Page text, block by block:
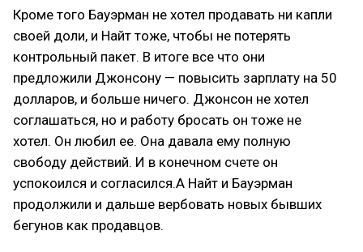
Кроме того Бауэрман не хотел продавать ни капли
своей доли, и Найт тоже, чтобы не потерять
контрольный пакет. В итоге все что они
предложили Джонсону — повысить зарплату на 50
долларов, и больше ничего. Джонсон не хотел
соглашаться, но и работу бросать он тоже не
хотел. Он любил ее. Она давала ему полную
свободу действий. И в конечном счете он
успокоился и согласился.А Найт и Бауэрман
продолжили и дальше вербовать новых бывших
бегунов как продавцов.